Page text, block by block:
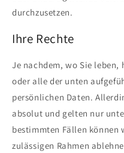
durchzusetzen.
Ihre Rechte
Je nachdem, wo Sie
oder alle der unten
persönlichen Daten.
absolut und gelten nur
bestimmten Fällen können
zulässigen Rahmen